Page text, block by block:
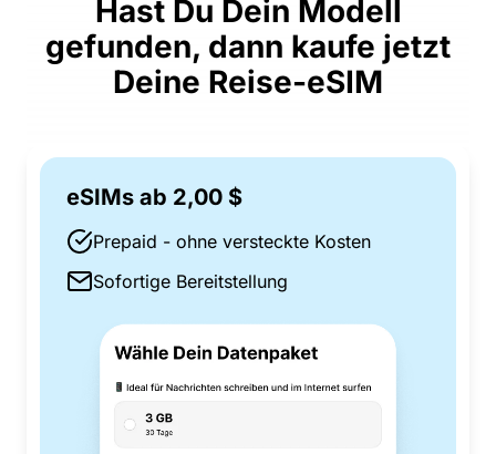
Hast Du Dein Modell
gefunden, dann kaufe jetzt
Deine Reise-eSIM
eSIMs ab 2,00 $
Prepaid - ohne versteckte Kosten
Sofortige Bereitstellung